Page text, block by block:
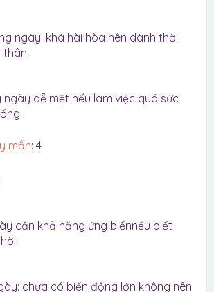
ngày: khá hài hòa nên dành thời
thân.
dễ mệt nếu làm việc quá sức
mắn: 4
cần khả năng ứng biếnnếu biết
chưa có biến động lớn không nên